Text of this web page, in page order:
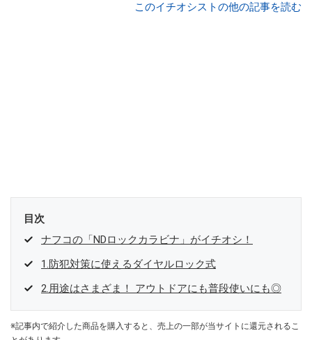
このイチオシストの他の記事を読む
目次
ナフコの「NDロックカラビナ」がイチオシ！
1.防犯対策に使えるダイヤルロック式
2.用途はさまざま！ アウトドアにも普段使いにも◎
※記事内で紹介した商品を購入すると、売上の一部が当サイトに還元されるこ